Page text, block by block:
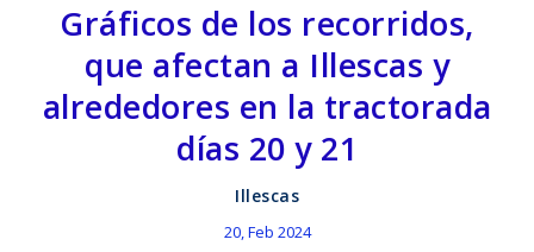
Gráficos de los recorridos,
que afectan a Illescas y
alrededores en la tractorada
días 20 y 21
Illescas
20, Feb 2024